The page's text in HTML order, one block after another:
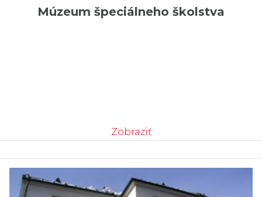
Múzeum špeciálneho školstva
Zobraziť